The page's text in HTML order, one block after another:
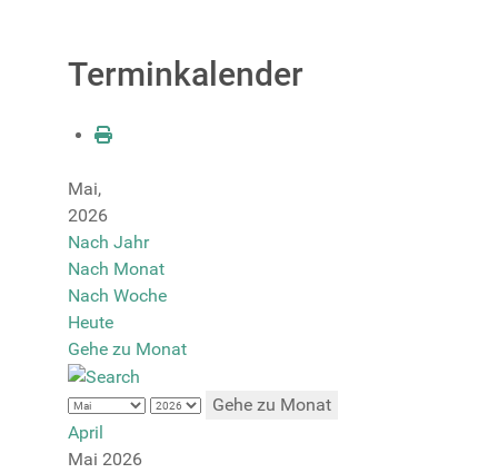
Terminkalender
Mai,
2026
Nach Jahr
Nach Monat
Nach Woche
Heute
Gehe zu Monat
Gehe zu Monat
April
Mai 2026